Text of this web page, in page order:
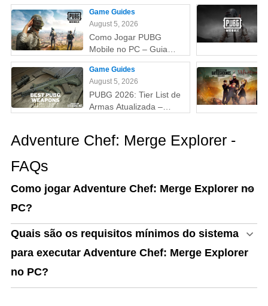
que você precisa saber!
Game Guides
August 5, 2026
Como Jogar PUBG
Mobile no PC – Guia
Passo a Passo com
Emulador (Atualizado
2026)
Game Guides
August 5, 2026
PUBG 2026: Tier List de
Armas Atualizada –
Adventure Chef: Merge Explorer -
FAQs
Como jogar Adventure Chef: Merge Explorer no
PC?
Quais são os requisitos mínimos do sistema
para executar Adventure Chef: Merge Explorer
no PC?